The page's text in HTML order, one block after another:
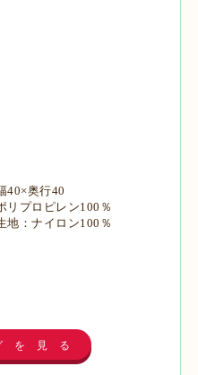
40×奥行40
リプロピレン100％
地：ナイロン100％
を 見 る